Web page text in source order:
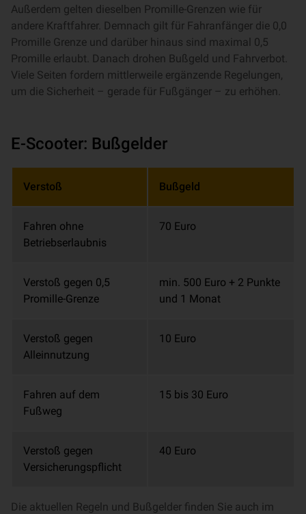
Außerdem gelten dieselben Promille-Grenzen wie für
andere Kraftfahrer. Demnach gilt für Fahranfänger die 0,0
Promille Grenze und darüber hinaus sind maximal 0,5
Promille erlaubt. Danach drohen Bußgeld und Fahrverbot.
Viele Seiten fordern mittlerweile ergänzende Regelungen,
um die Sicherheit – gerade für Fußgänger – zu erhöhen.
E-Scooter: Bußgelder
Verstoß Bußgeld
Fahren ohne
Betriebserlaubnis
70 Euro
Verstoß gegen 0,5
Promille-Grenze
min. 500 Euro + 2 Punkte
und 1 Monat
Verstoß gegen
Alleinnutzung
10 Euro
Fahren auf dem
Fußweg
15 bis 30 Euro
Verstoß gegen
Versicherungspflicht
40 Euro
Die aktuellen Regeln und Bußgelder finden Sie auch im